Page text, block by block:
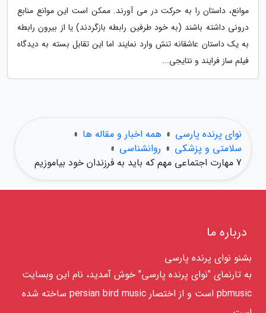
موانع، داستان را به حرکت در می آورند. ممکن است این موانع منابع
درونی داشته باشند (به خود طرفین رابطه بازگردند) یا از بیرون رابطه
به یک داستان عاشقانه تنش وارد نمایند اما این تقابل بسته به دیدگاه
فیلم ساز فرایند و نتایجی...
نوای پرنده پارسی » همه اخبار و مقاله ها »
سلامتی و پزشکی » روانشناسی »
7 مهارت اجتماعی مهم که باید به فرزندان خود بیاموزیم
درباره ما
بشنو نوای پرنده پارسی
به تارنمای "نوای پرنده پارسی" خوش آمدید، نام این وبسایت
pbmusic است و از اختصار persian bird music ساخته شده